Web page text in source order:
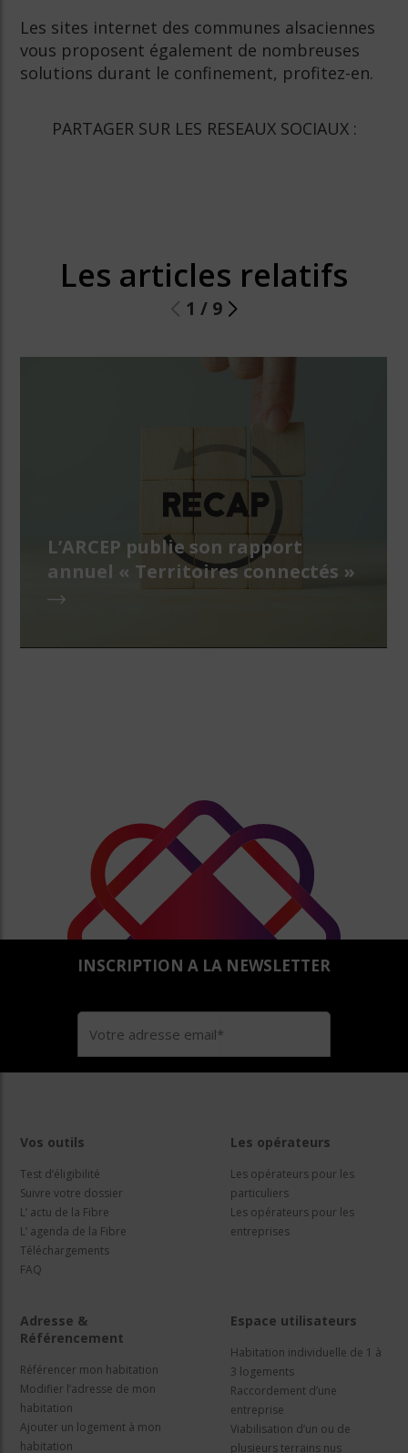
Les sites internet des communes alsaciennes
vous proposent également de nombreuses
solutions durant le confinement, profitez-en.
PARTAGER SUR LES RESEAUX SOCIAUX :
Les articles relatifs
1 / 9
L’ARCEP publie son rapport
annuel « Territoires connectés »
INSCRIPTION A LA NEWSLETTER
Vos outils
Test d’éligibilité
Suivre votre dossier
L’ actu de la Fibre
L’ agenda de la Fibre
Téléchargements
FAQ
Les opérateurs
Les opérateurs pour les
particuliers
Les opérateurs pour les
entreprises
Adresse &
Référencement
Référencer mon habitation
Modifier l’adresse de mon
habitation
Ajouter un logement à mon
habitation
Espace utilisateurs
Habitation individuelle de 1 à
3 logements
Raccordement d’une
entreprise
Viabilisation d’un ou de
plusieurs terrains nus